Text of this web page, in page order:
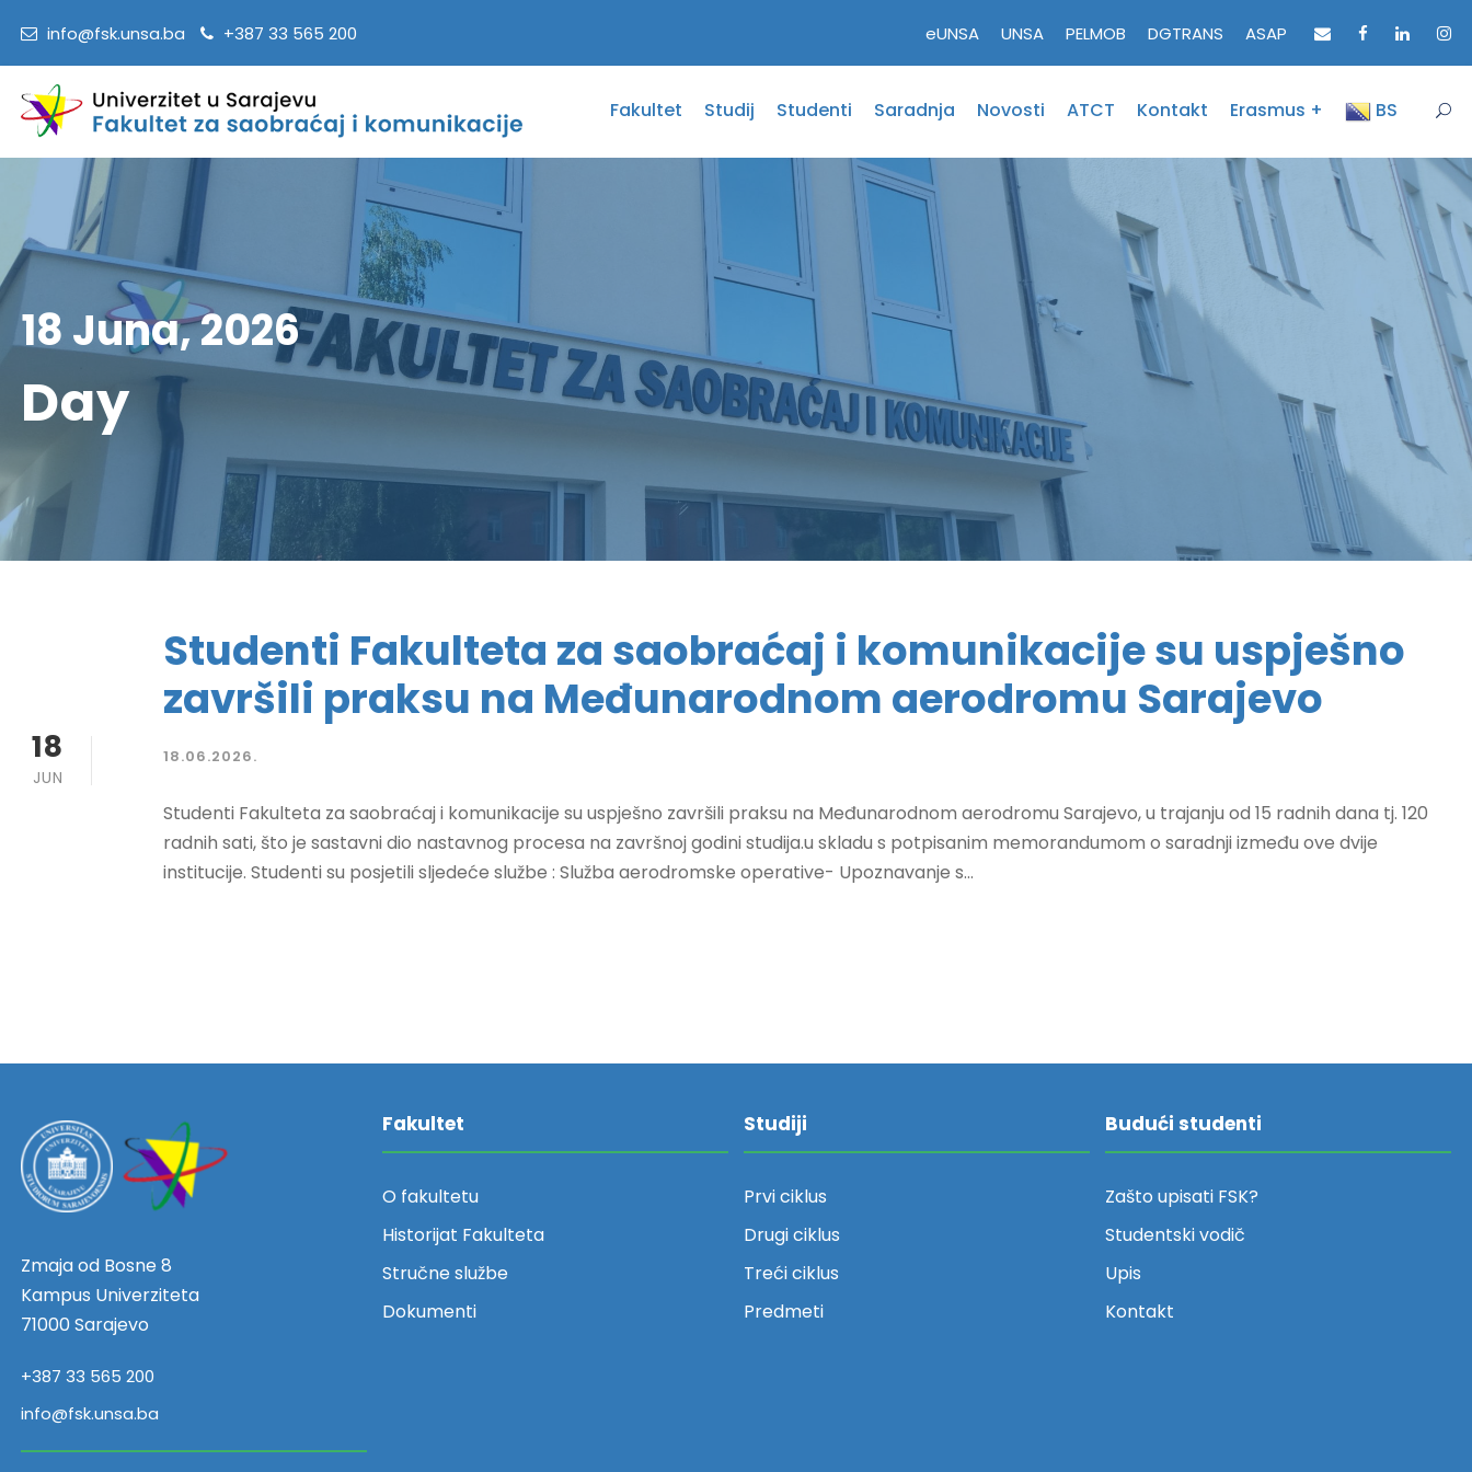
info@fsk.unsa.ba +387 33 565 200 eUNSA UNSA PELMOB DGTRANS ASAP
Fakultet Studij Studenti Saradnja Novosti ATCT Kontakt Erasmus + BS
18 Juna, 2026
Day
18
JUN
Studenti Fakulteta za saobraćaj i komunikacije su uspješno
završili praksu na Međunarodnom aerodromu Sarajevo
18.06.2026.
Studenti Fakulteta za saobraćaj i komunikacije su uspješno završili praksu na Međunarodnom aerodromu Sarajevo, u trajanju od 15 radnih dana tj. 120
radnih sati, što je sastavni dio nastavnog procesa na završnoj godini studija.u skladu s potpisanim memorandumom o saradnji između ove dvije
institucije. Studenti su posjetili sljedeće službe : Služba aerodromske operative- Upoznavanje s...
Zmaja od Bosne 8
Kampus Univerziteta
71000 Sarajevo
+387 33 565 200
info@fsk.unsa.ba
Fakultet
O fakultetu
Historijat Fakulteta
Stručne službe
Dokumenti
Studiji
Prvi ciklus
Drugi ciklus
Treći ciklus
Predmeti
Budući studenti
Zašto upisati FSK?
Studentski vodič
Upis
Kontakt